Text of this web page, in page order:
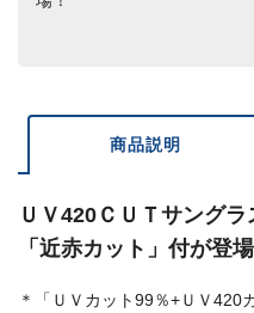
商品説明
ＵＶ420ＣＵＴサング
「近赤カット」付が登場
＊「ＵＶカット99％+ＵＶ420